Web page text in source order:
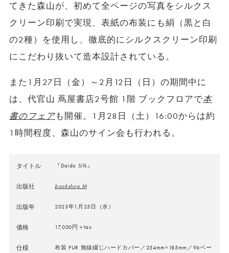
てきた森山が、初めて全ページの写真をシルクス
クリーン印刷で実現、表紙の布装にも絹（黒と白
の2種）を使用し、徹底的にシルクスクリーン印刷
にこだわり抜いて造本設計されている。
また1月27日（金）～2月12日（日）の期間中に
は、代官山 蔦屋書店2号館 1階 ブックフロアで本
書のフェアも開催。1月28日（土）16:00からは約
1時間程度、森山のサイン会も行われる。
タイトル 『Daido Silk』
出版社 bookshop M
出版年 2023年1月25日（水）
価格 17,000円＋tax
仕様
布装 PUR 無線綴じハードカバー／254mm×185mm／96ペー